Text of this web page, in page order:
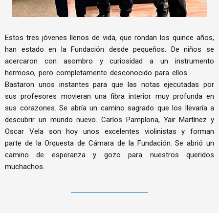
Estos tres jóvenes llenos de vida, que rondan los quince años,
han estado en la Fundación desde pequeños. De niños se
acercaron con asombro y curiosidad a un instrumento
hermoso, pero completamente desconocido para ellos.
Bastaron unos instantes para que las notas ejecutadas por
sus profesores movieran una fibra interior muy profunda en
sus corazones. Se abría un camino sagrado que los llevaría a
descubrir un mundo nuevo. Carlos Pamplona, Yair Martínez y
Oscar Vela son hoy unos excelentes violinistas y forman
parte de la Orquesta de Cámara de la Fundación. Se abrió un
camino de esperanza y gozo para nuestros queridos
muchachos.